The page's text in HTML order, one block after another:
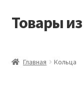
Перейти
Перейти
Товары
Главная Кольца